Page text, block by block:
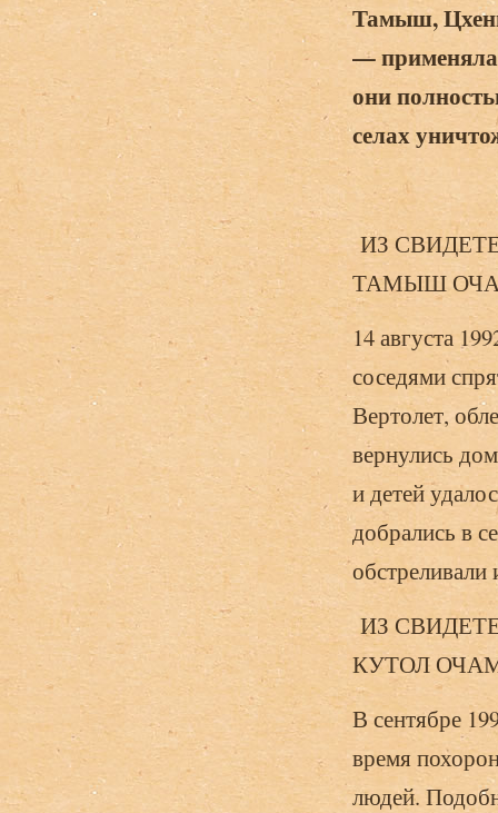
Тамыш,
—
они
селах
ИЗ
ТАМЫШ
14 августа
соседями
Вертолет,
вернулись
и детей
добрались в
обстреливали
ИЗ
КУТОЛ
В сентябре
время
людей.